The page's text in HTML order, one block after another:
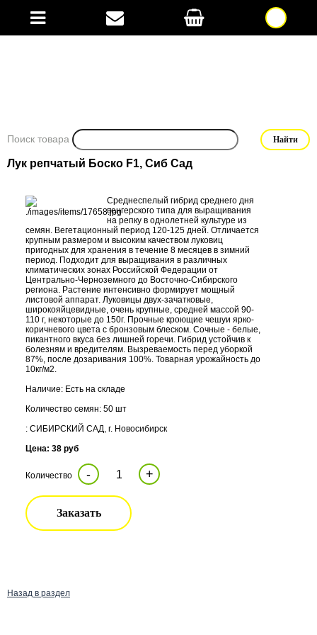
Поиск товара
Лук репчатый Боско F1, Сиб Сад
Среднеспелый гибрид среднего дня
венгерского типа для выращивания
на репку в однолетней культуре из
семян. Вегетационный период 120-125 дней. Отличается
крупным размером и высоким качеством луковиц
пригодных для хранения в течение 8 месяцев в зимний
период. Подходит для выращивания в различных
климатических зонах Российской Федерации от
Центрально-Черноземного до Восточно-Сибирского
региона. Растение интенсивно формирует мощный
листовой аппарат. Луковицы двух-зачатковые,
широкояйцевидные, очень крупные, средней массой 90-
110 г, некоторые до 150г. Прочные кроющие чешуи ярко-
коричневого цвета с бронзовым блеском. Сочные - белые,
пикантного вкуса без лишней горечи. Гибрид устойчив к
болезням и вредителям. Вызреваемость перед уборкой
87%, после дозаривания 100%. Товарная урожайность до
10кг/м2.
Наличие: Есть на складе
Количество семян: 50 шт
: СИБИРСКИЙ САД, г. Новосибирск
Цена: 38 руб
Количество - +
Заказать
Назад в раздел